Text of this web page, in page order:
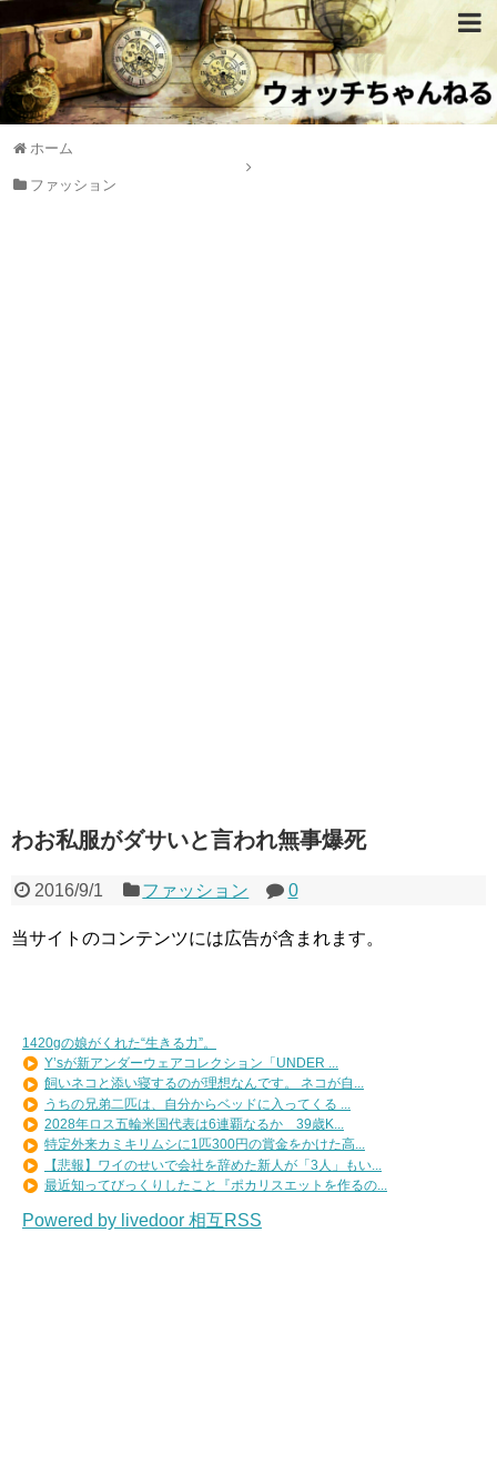
ホーム
ファッション
わお私服がダサいと言われ無事爆死
2016/9/1 ファッション 0
当サイトのコンテンツには広告が含まれます。
1420gの娘がくれた“生きる力”。
Y’sが新アンダーウェアコレクション「UNDER ...
飼いネコと添い寝するのが理想なんです。 ネコが自...
うちの兄弟二匹は、自分からベッドに入ってくる ...
2028年ロス五輪米国代表は6連覇なるか 39歳K...
特定外来カミキリムシに1匹300円の賞金をかけた高...
【悲報】ワイのせいで会社を辞めた新人が「3人」もい...
最近知ってびっくりしたこと『ポカリスエットを作るの...
Powered by livedoor 相互RSS